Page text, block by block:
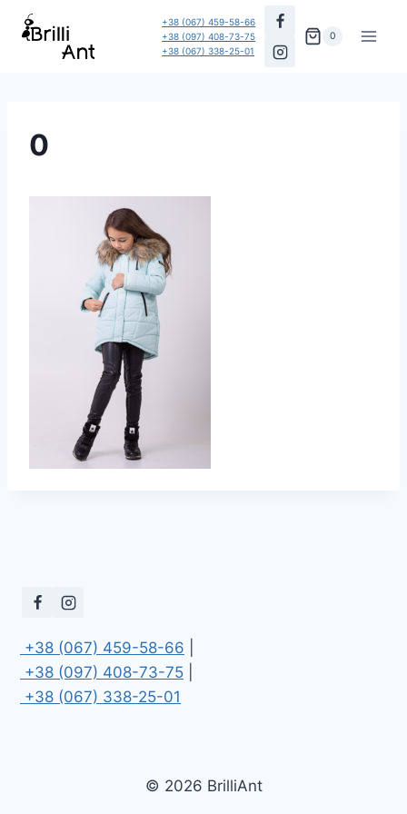
Перейти
+38 (067) 459-58-66
+38 (097) 408-73-75
+38 (067) 338-25-01
0
0
+38 (067) 459-58-66
+38 (097) 408-73-75
+38 (067) 338-25-01
© 2026 BrilliAnt